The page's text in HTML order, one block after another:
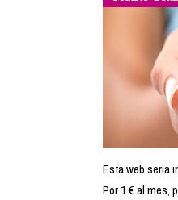
Esta web sería
Por 1 € al mes,